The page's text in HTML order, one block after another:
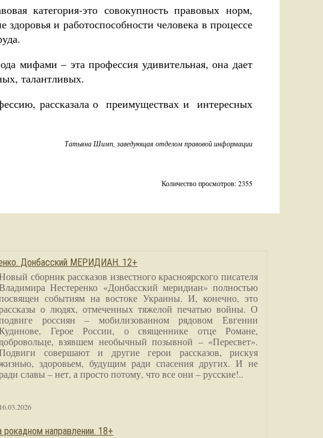
категория-это совокупность правовых норм,
и работоспособности человека в процессе
мифами – эта профессия удивительная, она дает
талантливых.
рассказала о преимуществах и интересных
Татьяна Шимп, заведующая отделом правовой информации
Количество просмотров: 2355
Донбасский МЕРИДИАН. 12+
сборник рассказов известного красноярского писателя
Нестеренко «Донбасский меридиан» полностью
событиям на востоке Украины. И, конечно, это
о людях, отмеченных тяжелой печатью войны. О
россиян – мобилизованном рядовом Евгении
Герое России, о священнике отце Романе,
добровольце, взявшем необычный позывной – «Пересвет».
совершают и другие герои рассказов, рискуя
здоровьем, будущим ради спасения других. И не
славы – нет, а просто потому, что все они – русские!..
16.03.2026
направлении. 18+